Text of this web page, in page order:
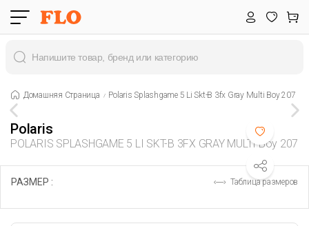
Домашняя Страница Polaris Splashgame 5 Li Skt-B 3fx Gray Multi Boy 207
Polaris
POLARIS SPLASHGAME 5 LI SKT-B 3FX GRAY MULTI Boy 207
РАЗМЕР : Таблица размеров